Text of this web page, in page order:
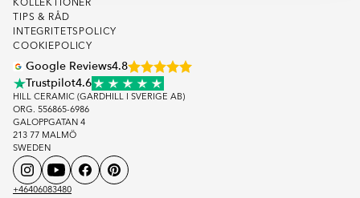
KOLLEKTIONER
TIPS & RÅD
INTEGRITETSPOLICY
COOKIEPOLICY
Google Reviews4.8
Trustpilot4.6
HILL CERAMIC (GARDHILL I SVERIGE AB)
ORG. 556865-6986
GALOPPGATAN 4
213 77 MALMÖ
SWEDEN
+46406083480